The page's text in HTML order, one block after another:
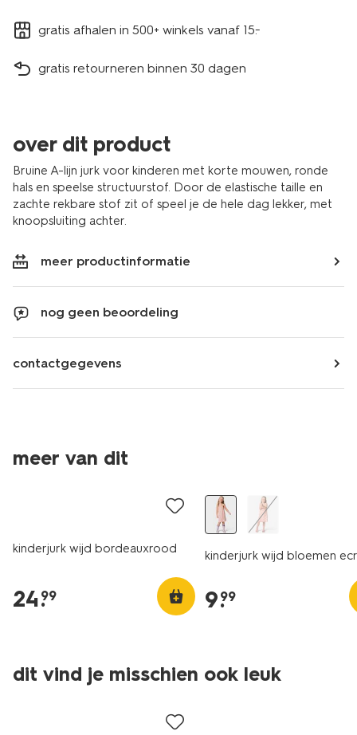
gratis afhalen in 500+ winkels vanaf 15.-
gratis retourneren binnen 30 dagen
over dit product
Bruine A-lijn jurk voor kinderen met korte mouwen, ronde
hals en speelse structuurstof. Door de elastische taille en
zachte rekbare stof zit of speel je de hele dag lekker, met
knoopsluiting achter.
meer productinformatie
nog geen beoordeling
contactgegevens
meer van dit
nieuw
kinderjurk wijd bordeauxrood
24.
99
kinderjurk wijd bloemen
9.
99
dit vind je misschien ook leuk
sale sale